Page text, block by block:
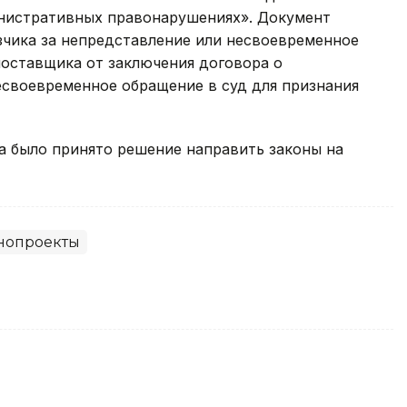
правонарушениях». Документ
за непредставление или несвоевременное
от заключения договора о
обращение в суд для признания
принято решение направить законы на